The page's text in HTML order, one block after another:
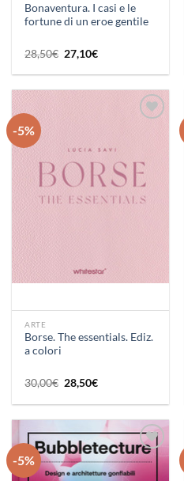
Bonaventura. I casi e le
fortune di un eroe gentile
28,50€ Il
prezzo
originale
28,50€.
27,10€Il
attuale
27,10€.
-5%
alla lista
dei
ARTE
Borse. The essentials. Ediz.
a colori
30,00€ Il
prezzo
originale
30,00€.
28,50€Il
attuale
28,50€.
-5%